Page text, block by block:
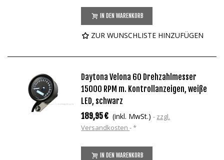
IN DEN WARENKORB
ZUR WUNSCHLISTE HINZUFÜGEN
Daytona Velona 60 Drehzahlmesser
15000 RPM m. Kontrollanzeigen, weiße
LED, schwarz
189,95 € (inkl. MwSt.)
zzgl.
Versandkosten *
IN DEN WARENKORB